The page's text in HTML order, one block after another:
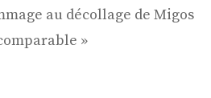
au décollage de Migos
»